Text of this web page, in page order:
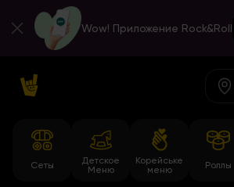
Wow! Приложение Rock&Roll
Сеты
Детское
Меню
Корейське
меню
Роллы